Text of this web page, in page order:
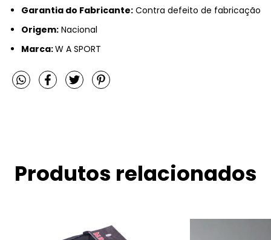
Garantia do Fabricante: Contra defeito de fabricação
Origem: Nacional
Marca:W A SPORT
Produtos relacionados